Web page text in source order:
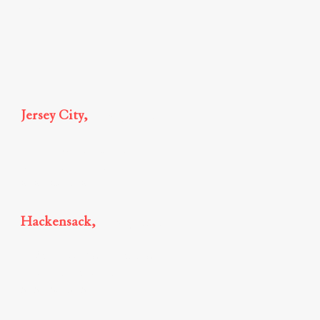
Jersey City,
Hackensack,